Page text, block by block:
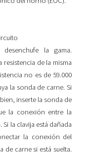
la gama.
resistencia de la misma
no es de 59.000
la sonda de carne. Si
inserte la sonda de
la conexión entre la
la clavija está dañada
la conexión del
de carne si está suelta.